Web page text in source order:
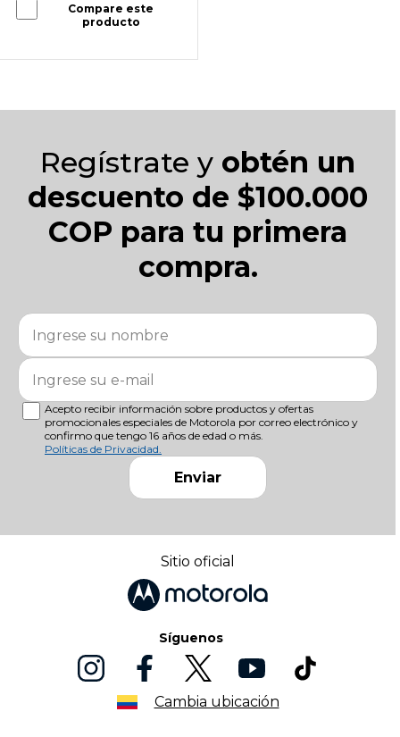
Compare este
producto
Regístrate y obtén un
descuento de $100.000
COP para tu primera
compra.
Enviar
Acepto recibir información sobre productos y ofertas
promocionales especiales de Motorola por correo electrónico y
confirmo que tengo 16 años de edad o más.
Políticas de Privacidad.
Sitio oficial
Síguenos
Cambia ubicación